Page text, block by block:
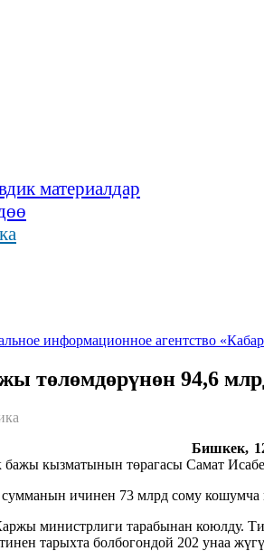
материалдар
төлөмдөрүнөн 94,6
Бишкек,
бажы кызматынын төрагасы Самат
ичинен 73 млрд сому кошумча
министрлиги тарабынан коюлду.
тарыхта болбогондой 202 унаа